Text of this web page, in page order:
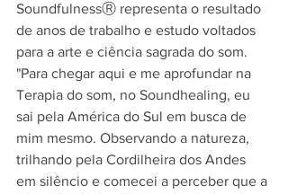
SoundfulnessⓇ representa o resultado
de anos de trabalho e estudo voltados
para a arte e ciência sagrada do som.
"Para chegar aqui e me aprofundar na
Terapia do som, no Soundhealing, eu
sai pela América do Sul em busca de
mim mesmo. Observando a natureza,
trilhando pela Cordilheira dos Andes
em silêncio e comecei a perceber que a